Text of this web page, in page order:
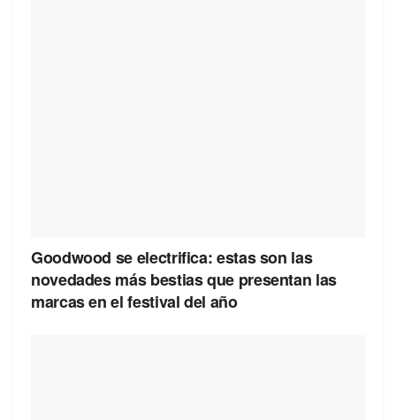
Goodwood se electrifica: estas son las
novedades más bestias que presentan las
marcas en el festival del año